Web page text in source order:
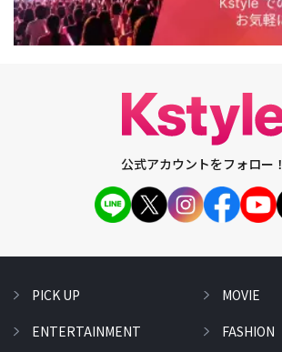
公式アカウントをフォロー！
PICK UP
ENTERTAINMENT
MOVIE
FASHION